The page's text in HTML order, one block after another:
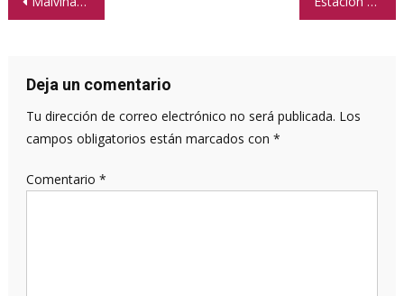
entradas
Deja un comentario
Tu dirección de correo electrónico no será publicada. Los
campos obligatorios están marcados con *
Comentario *